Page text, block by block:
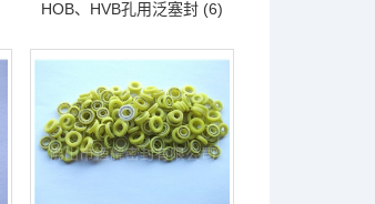
HOB、HVB孔用泛塞封 (6)